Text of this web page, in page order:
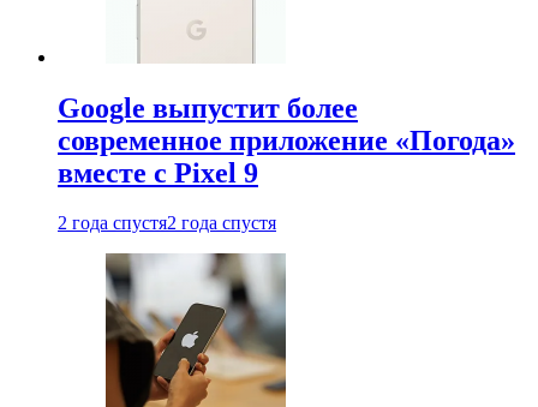
Google выпустит более
современное приложение «Погода»
вместе с Pixel 9
2 года спустя2 года спустя